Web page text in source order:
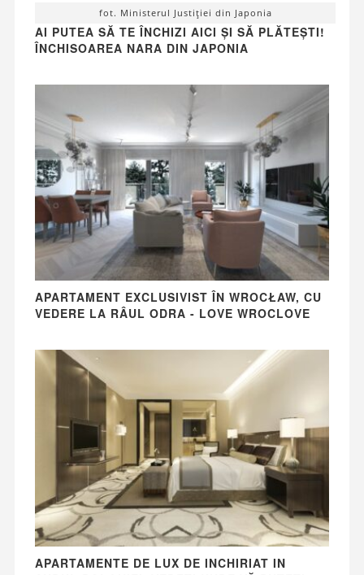
fot. Ministerul Justiției din Japonia
AI PUTEA SĂ TE ÎNCHIZI AICI ȘI SĂ PLĂTEȘTI!
ÎNCHISOAREA NARA DIN JAPONIA
APARTAMENT EXCLUSIVIST ÎN WROCŁAW, CU
VEDERE LA RÂUL ODRA - LOVE WROCLOVE
APARTAMENTE DE LUX DE INCHIRIAT IN